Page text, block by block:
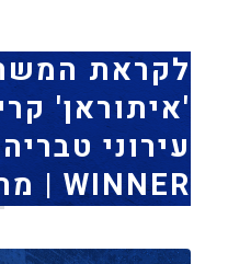
לקראת
'איתוראן'
עירוני
WINNER | מחזור 23